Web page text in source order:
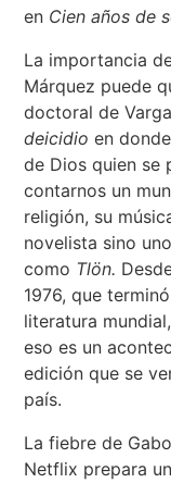
en Cien años de
La importancia
Márquez puede
doctoral de
deicidio en
de Dios quien se
contarnos un
religión, su
novelista sino
como Tlön.
1976, que
literatura
eso es un
edición que se
país.
La fiebre de
Netflix prepara